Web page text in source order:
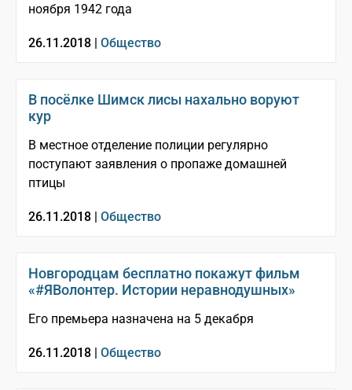
ноября 1942 года
26.11.2018 | Общество
В посёлке Шимск лисы нахально воруют
кур
В местное отделение полиции регулярно
поступают заявления о пропаже домашней
птицы
26.11.2018 | Общество
Новгородцам бесплатно покажут фильм
«#ЯВолонтер. Истории неравнодушных»
Его премьера назначена на 5 декабря
26.11.2018 | Общество